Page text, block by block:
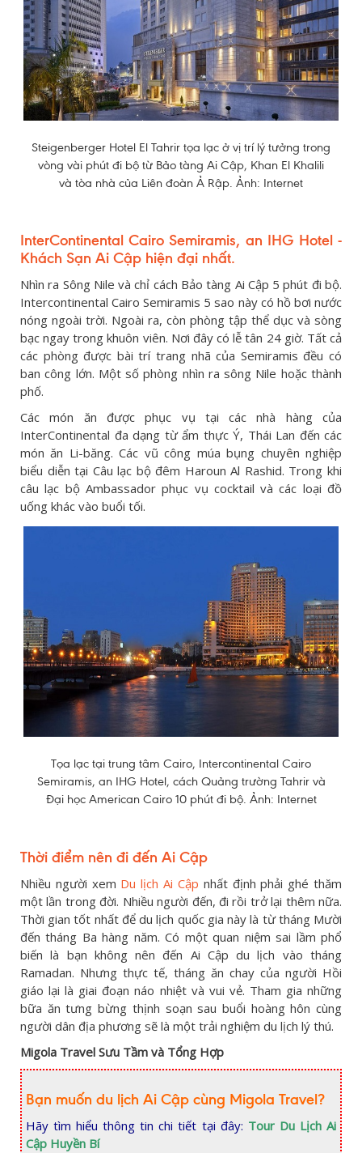
Steigenberger Hotel El Tahrir tọa lạc ở vị trí lý tưởng trong
vòng vài phút đi bộ từ Bảo tàng Ai Cập, Khan El Khalili
và tòa nhà của Liên đoàn Ả Rập. Ảnh: Internet
InterContinental Cairo Semiramis, an IHG Hotel -
Khách Sạn Ai Cập hiện đại nhất.
Nhìn ra Sông Nile và chỉ cách Bảo tàng Ai Cập 5 phút đi bộ.
Intercontinental Cairo Semiramis 5 sao này có hồ bơi nước
nóng ngoài trời. Ngoài ra, còn phòng tập thể dục và sòng
bạc ngay trong khuôn viên. Nơi đây có lễ tân 24 giờ. Tất cả
các phòng được bài trí trang nhã của Semiramis đều có
ban công lớn. Một số phòng nhìn ra sông Nile hoặc thành
phố.
Các món ăn được phục vụ tại các nhà hàng của
InterContinental đa dạng từ ẩm thực Ý, Thái Lan đến các
món ăn Li-băng. Các vũ công múa bụng chuyên nghiệp
biểu diễn tại Câu lạc bộ đêm Haroun Al Rashid. Trong khi
câu lạc bộ Ambassador phục vụ cocktail và các loại đồ
uống khác vào buổi tối.
Tọa lạc tại trung tâm Cairo, Intercontinental Cairo
Semiramis, an IHG Hotel, cách Quảng trường Tahrir và
Đại học American Cairo 10 phút đi bộ. Ảnh: Internet
Thời điểm nên đi đến Ai Cập
Nhiều người xem Du lịch Ai Cập nhất định phải ghé thăm
một lần trong đời. Nhiều người đến, đi rồi trở lại thêm nữa.
Thời gian tốt nhất để du lịch quốc gia này là từ tháng Mười
đến tháng Ba hàng năm. Có một quan niệm sai lầm phổ
biến là bạn không nên đến Ai Cập du lịch vào tháng
Ramadan. Nhưng thực tế, tháng ăn chay của người Hồi
giáo lại là giai đoạn náo nhiệt và vui vẻ. Tham gia những
bữa ăn tưng bừng thịnh soạn sau buổi hoàng hôn cùng
người dân địa phương sẽ là một trải nghiệm du lịch lý thú.
Migola Travel Sưu Tầm và Tổng Hợp
Bạn muốn du lịch Ai Cập cùng Migola Travel?
Hãy tìm hiểu thông tin chi tiết tại đây: Tour Du Lịch Ai
Cập Huyền Bí